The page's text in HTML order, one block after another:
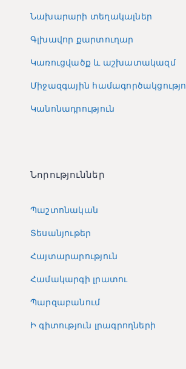
Նախարարի տեղակալներ
Գլխավոր քարտուղար
Կառուցվածք և աշխատակազմ
Միջազգային
Կանոնադրություն
Նորություններ
Պաշտոնական
Տեսանյութեր
Հայտարարություն
Համակարգի լրատու
Պարզաբանում
Ի գիտություն լրագրողների